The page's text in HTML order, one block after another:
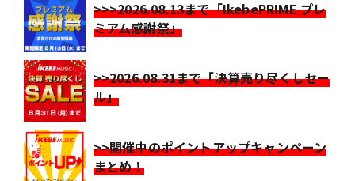
>>>2026.08.13まで「IkebePRIME プレ
ミアム感謝祭」
>>2026.08.31まで「決算売り尽くしセー
ル」
>>開催中のポイントアップキャンペーン
まとめ！